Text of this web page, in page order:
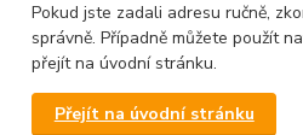
Pokud jste zadali adresu ručně,
správně. Případně můžete použít
přejít na úvodní stránku.
Přejít na úvodní stránku